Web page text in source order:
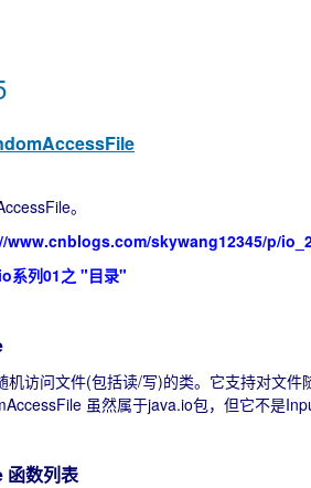
。
www.cnblogs.com/skywang12345/p/
系列01之 "目录"
机访问文件(包括读/写)的类。它支持对文
虽然属于java.io包，但它不是
数列表